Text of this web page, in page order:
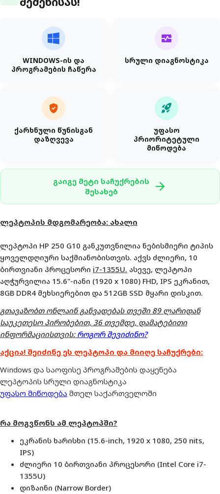
WINDOWS-ის და
პროგრამების ჩაწერა
monitor_heart
სრული დიაგნოსტიკა
verified_user
ქარხნული წუნისგან
დაზღვევა
rocket_launch
უფასო
პრიორიტეტული
მიწოდება
გაიგე მეტი საჩუქრების
შესახებ
arrow_forward
ლეპტოპის მდგომარეობა: ახალი
ლეპტოპი HP 250 G10 განკუთვნილია ნებისმიერი ტიპის
ყოველდღიური საქმიანობისთვის. აქვს ძლიერი, 10
ბირთვიანი პროცესორი i7-1355U. ასევე, ლეპტოპი
აღჭურვილია 15.6"-იანი (1920 x 1080) FHD, IPS ეკრანით,
8GB DDR4 მეხსიერებით და 512GB SSD მყარი დისკით.
გთავაზობთ ონლაინ განვადებას თვეში 89 ლარიდან
საუკეთესო პირობებით, 36 თვემდე, დამატებითი
ინფორმაციისთვის: როგორ შევიძინო?
აქცია! შეიძინე ეს ლეპტოპი და მიიღე საჩუქრები:
Windows და საოფისე პროგრამების დაყენება
ლეპტოპის სრული დიაგნოსტიკა
უფასო მიწოდება მთელ საქართველოში
რა მოგვწონს ამ ლეპტოპში?
ეკრანის ხარისხი (15.6-inch, 1920 x 1080, 250 nits,
IPS)
ძლიერი 10 ბირთვიანი პროცესორი (Intel Core i7-
1355U)
დიზაინი (Narrow Border)